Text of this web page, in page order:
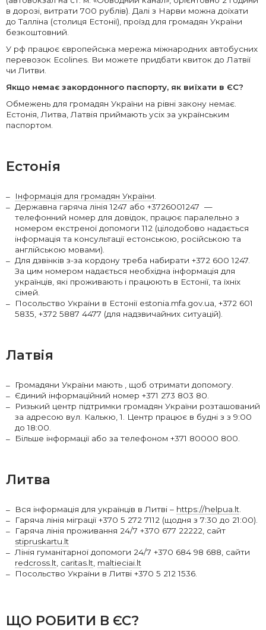
в дорозі, витрати 700 рублів). Далі з Нарви можна доїхати
до Талліна (столиця Естонії), проїзд для громадян України
безкоштовний.
У рф працює європейська мережа міжнародних автобусних
перевозок Ecolines. Ви можете придбати квиток до Латвії
чи Литви.
Якщо немає закордонного паспорту, як виїхати в ЄС?
Обмежень для громадян України на рівні закону немає.
Естонія, Литва, Латвія приймають усіх за українським
паспортом.
Естонія
Інформація для громадян України.
Державна гаряча лінія 1247 або +3726001247 —
телефонний номер для довідок, працює паралельно з
номером екстреної допомоги 112 (цілодобово надається
інформація та консультації естонською, російською та
англійською мовами).
Для дзвінків з-за кордону треба набирати +372 600 1247.
За цим номером надається необхідна інформація для
українців, які проживають і працюють в Естонії, та їхніх
сімей.
Посольство України в Естонії estonia.mfa.gov.ua, +372 601
5835, +372 5887 4477 (для надзвичайних ситуацій).
Латвія
Громадяни України мають , щоб отримати допомогу.
Єдиний інформаційний номер +371 273 803 80.
Ризький центр підтримки громадян України розташований
за адресою вул. Калькю, 1. Центр працює в будні з з 9:00
до 18:00.
Більше інформації або за телефоном +371 80000 800.
Литва
Вся інформація для українців в Литві – https://helpua.lt.
Гаряча лінія міграції +370 5 272 7112 (щодня з 7:30 до 21:00).
Гаряча лінія проживання 24/7 +370 677 22222, сайт
stipruskartu.lt
Лінія гуманітарної допомоги 24/7 +370 684 98 688, сайти
redcross.lt, caritas.lt, maltieciai.lt
Посольство України в Литві +370 5 212 1536.
ЩО РОБИТИ В ЄС?